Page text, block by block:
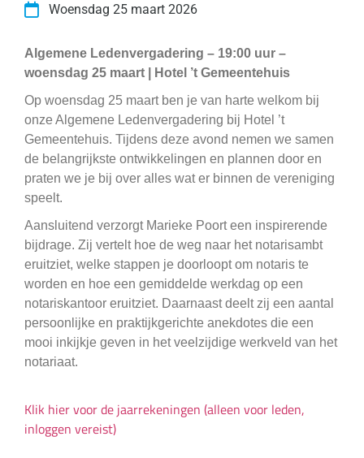
Woensdag 25 maart 2026
Algemene Ledenvergadering – 19:00 uur –
woensdag 25 maart | Hotel ’t Gemeentehuis
Op woensdag 25 maart ben je van harte welkom bij
onze Algemene Ledenvergadering bij Hotel ’t
Gemeentehuis. Tijdens deze avond nemen we samen
de belangrijkste ontwikkelingen en plannen door en
praten we je bij over alles wat er binnen de vereniging
speelt.
Aansluitend verzorgt Marieke Poort een inspirerende
bijdrage. Zij vertelt hoe de weg naar het notarisambt
eruitziet, welke stappen je doorloopt om notaris te
worden en hoe een gemiddelde werkdag op een
notariskantoor eruitziet. Daarnaast deelt zij een aantal
persoonlijke en praktijkgerichte anekdotes die een
mooi inkijkje geven in het veelzijdige werkveld van het
notariaat.
Klik hier voor de jaarrekeningen (alleen voor leden,
inloggen vereist)